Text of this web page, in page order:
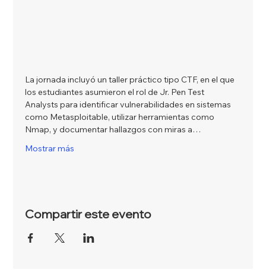
La jornada incluyó un taller práctico tipo CTF, en el que
los estudiantes asumieron el rol de Jr. Pen Test
Analysts para identificar vulnerabilidades en sistemas
como Metasploitable, utilizar herramientas como
Nmap, y documentar hallazgos con miras a…
Mostrar más
Compartir este evento